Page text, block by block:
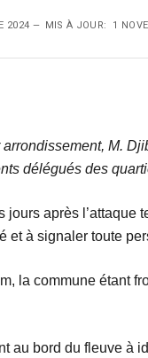
2024 MIS À JOUR: 1
M.
délégués des
après l’attaque
et à signaler toute
la commune étant
au bord du fleuve à